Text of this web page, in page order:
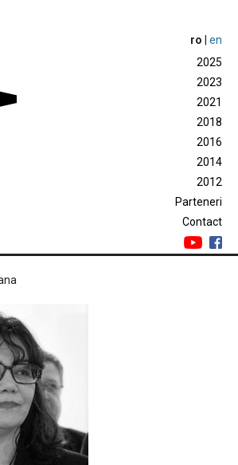
ro
en
2025
2023
2021
2018
2016
2014
2012
Parteneri
Contact